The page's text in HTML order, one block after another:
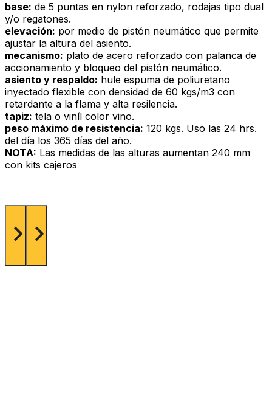
base: de 5 puntas en nylon reforzado, rodajas tipo dual
y/o regatones.
elevación: por medio de pistón neumático que permite
ajustar la altura del asiento.
mecanismo: plato de acero reforzado con palanca de
accionamiento y bloqueo del pistón neumático.
asiento y respaldo: hule espuma de poliuretano
inyectado flexible con densidad de 60 kgs/m3 con
retardante a la flama y alta resilencia.
tapiz: tela o viníl color vino.
peso máximo de resistencia: 120 kgs. Uso las 24 hrs.
del día los 365 días del año.
NOTA: Las medidas de las alturas aumentan 240 mm
con kits cajeros